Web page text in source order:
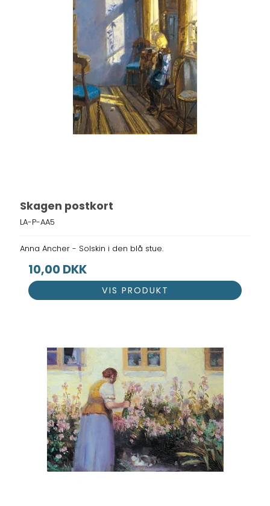
Skagen postkort
LA-P-AA5
Anna Ancher - Solskin i den blå stue.
10,00 DKK
VIS PRODUKT